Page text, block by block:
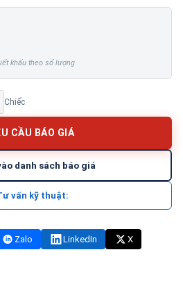
khấu theo số lượng
Chiếc
CẦU BÁO GIÁ
danh sách báo giá
vấn kỹ thuật:
Zalo LinkedIn
X